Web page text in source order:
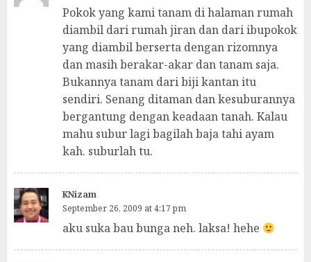
Pokok yang kami tanam di halaman rumah
diambil dari rumah jiran dan dari ibupokok
yang diambil berserta dengan rizomnya
dan masih berakar-akar dan tanam saja.
Bukannya tanam dari biji kantan itu
sendiri. Senang ditaman dan kesuburannya
bergantung dengan keadaan tanah. Kalau
mahu subur lagi bagilah baja tahi ayam
kah. suburlah tu.
KNizam
September 26, 2009 at 4:17 pm
aku suka bau bunga neh. laksa! hehe